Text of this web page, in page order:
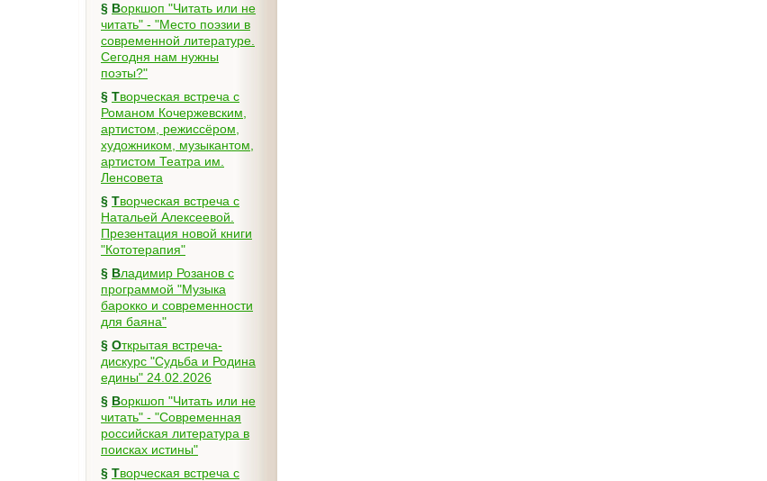
§ Воркшоп "Читать или не
читать" - "Место поэзии в
современной литературе.
Сегодня нам нужны
поэты?"
§ Творческая встреча с
Романом Кочержевским,
артистом, режиссёром,
художником, музыкантом,
артистом Театра им.
Ленсовета
§ Творческая встреча с
Натальей Алексеевой.
Презентация новой книги
"Кототерапия"
§ Владимир Розанов с
программой "Музыка
барокко и современности
для баяна"
§ Открытая встреча-
дискурс "Судьба и Родина
едины" 24.02.2026
§ Воркшоп "Читать или не
читать" - "Современная
российская литература в
поисках истины"
§ Творческая встреча с